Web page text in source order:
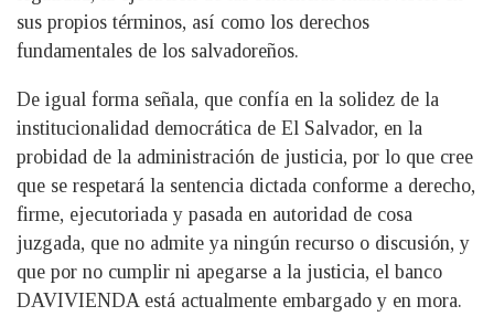
sus propios términos, así como los derechos
fundamentales de los salvadoreños.
De igual forma señala, que confía en la solidez de la
institucionalidad democrática de El Salvador, en la
probidad de la administración de justicia, por lo que cree
que se respetará la sentencia dictada conforme a derecho,
firme, ejecutoriada y pasada en autoridad de cosa
juzgada, que no admite ya ningún recurso o discusión, y
que por no cumplir ni apegarse a la justicia, el banco
DAVIVIENDA está actualmente embargado y en mora.